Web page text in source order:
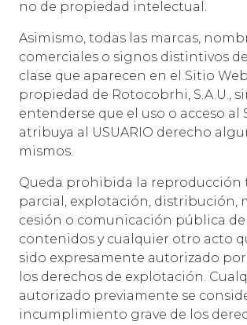
no de propiedad intelectual.
Asimismo, todas las marcas,
comerciales o signos distintivos
clase que aparecen en el Sitio
propiedad de Rotocobrhi, S.A.U.,
entenderse que el uso o acceso al
atribuya al USUARIO derecho
mismos.
Queda prohibida la reproducción
parcial, explotación, distribución,
cesión o comunicación pública de
contenidos y cualquier otro acto
sido expresamente autorizado
los derechos de explotación.
autorizado previamente se
incumplimiento grave de los